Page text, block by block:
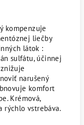
kompenzuje
liečby
látok :
sulfátu, účinnej
narušený
komfort
Krémová,
rýchlo vstrebáva.